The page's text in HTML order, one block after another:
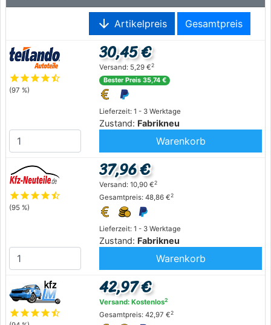
arrow_downward Artikelpreis Gesamtpreis
starstarstarstarstar_half
(97 %)
Lieferzeit: 1 - 3 Werktage
Zustand: Fabrikneu
30,45 €
Versand: 5,29 €2
Bester Preis 35,74 €
Warenkorb
starstarstarstarstar_half
(95 %)
Lieferzeit: 1 - 3 Werktage
Zustand: Fabrikneu
37,96 €
Versand: 10,90 €2
Gesamtpreis: 48,86 €2
Warenkorb
starstarstarstarstar_half
42,97 €
Versand: Kostenlos2
Gesamtpreis: 42,97 €2